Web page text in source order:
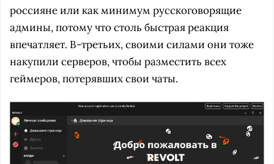
россияне или как минимум русскоговорящие
админы, потому что столь быстрая реакция
впечатляет. В-третьих, своими силами они тоже
накупили серверов, чтобы разместить всех
геймеров, потерявших свои чаты.